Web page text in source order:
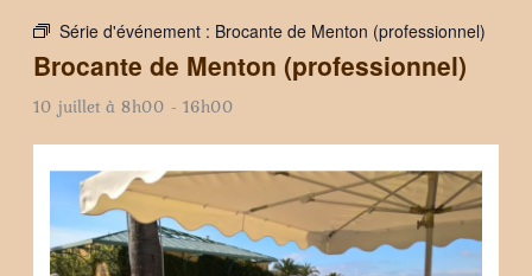
Série d'événement : Brocante de Menton (professionnel)
Brocante de Menton (professionnel)
10 juillet à 8h00 - 16h00